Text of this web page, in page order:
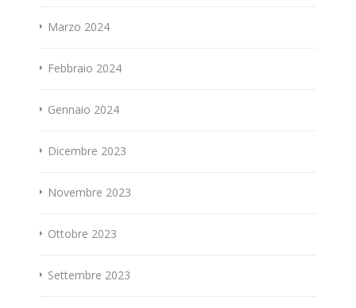
Marzo 2024
Febbraio 2024
Gennaio 2024
Dicembre 2023
Novembre 2023
Ottobre 2023
Settembre 2023